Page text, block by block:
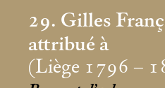
29. Gilles
attribué à
(Liège 1796 –